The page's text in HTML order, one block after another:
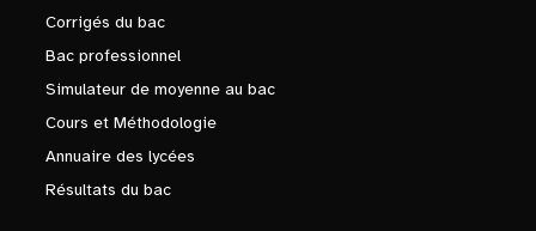
Corrigés du bac
Bac professionnel
Simulateur de moyenne au bac
Cours et Méthodologie
Annuaire des lycées
Résultats du bac